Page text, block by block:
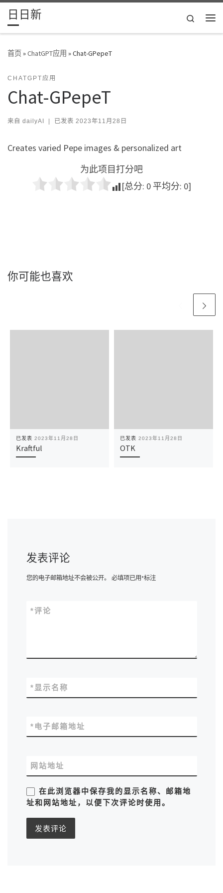
Skip to content
日日新
Search
首页»ChatGPT应用 »Chat-GPepeT
CHATGPT应用
Chat-GPepeT
来自 dailyAI | 已发表 2023年11月28日
Creates varied Pepe images & personalized art
为此项目打分吧
[总分: 0 平均分: 0]
你可能也喜欢
已发表 2023年11月28日
Kraftful
已发表 2023年11月28日
OTK
发表评论
您的电子邮箱地址不会被公开。 必填项已用*标注
评论
*
显示名称
*
电子邮箱地址
*
网站地址
在此浏览器中保存我的显示名称、邮箱地
址和网站地址，以便下次评论时使用。